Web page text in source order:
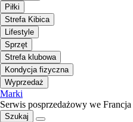
Piłki
Strefa Kibica
Lifestyle
Sprzęt
Strefa klubowa
Kondycja fizyczna
Wyprzedaż
Marki
Serwis posprzedażowy we Francja
Szukaj